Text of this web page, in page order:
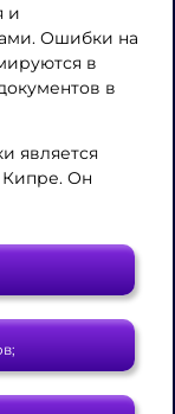
и
Ошибки на
в
в
является
Кипре. Он